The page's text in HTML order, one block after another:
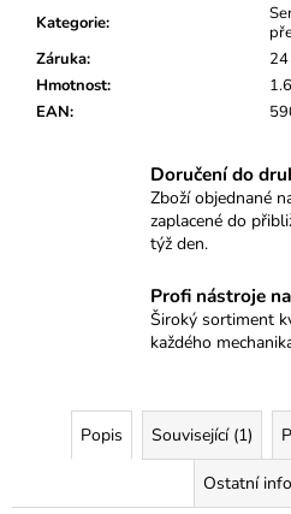
Kategorie:
Záruka:
Hmotnost:
EAN:
Doručení do
Zboží objednané
zaplacené do
týž den.
Profi nástroje
Široký sortiment
každého
Popis Související (1)
Ostatní
RENOVACI
SVĚTLOMETŮ
MAGIC
CUP
NAPAŘOVACÍ